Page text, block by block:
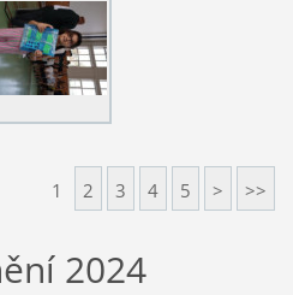
1 2 3 4 5 > >>
2024